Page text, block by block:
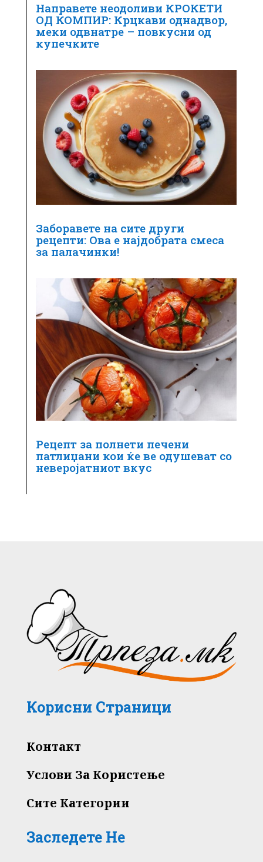
Направете неодоливи КРОКЕТИ
ОД КОМПИР: Крцкави однадвор,
меки одвнатре – повкусни од
купечките
Заборавете на сите други
рецепти: Ова е најдобрата смеса
за палачинки!
Рецепт за полнети печени
патлиџани кои ќе ве одушеват со
неверојатниот вкус
Корисни Страници
Контакт
Услови За Користење
Сите Категории
Заследете Не